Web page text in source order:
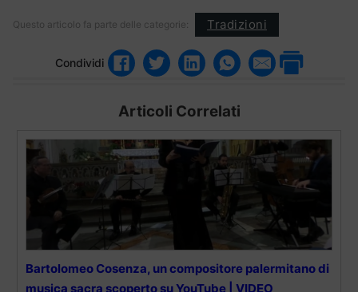
Questo articolo fa parte delle categorie: Tradizioni
Condividi
Articoli Correlati
Bartolomeo Cosenza, un compositore palermitano di
musica sacra scoperto su YouTube | VIDEO